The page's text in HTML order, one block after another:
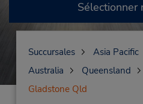
Sélectionner
Succursales
Asia Pacific
Australia
Queensland
Gladstone Qld